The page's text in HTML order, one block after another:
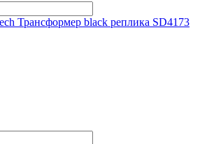
Трансформер black реплика SD4173